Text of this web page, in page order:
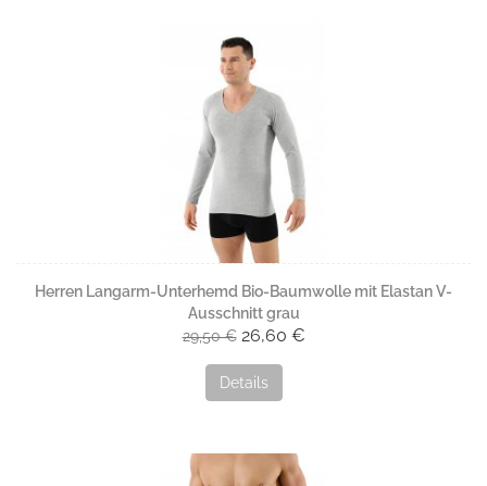
Herren Langarm-Unterhemd Bio-Baumwolle mit Elastan V-
Ausschnitt grau
29,50 € 26,60 €
Details